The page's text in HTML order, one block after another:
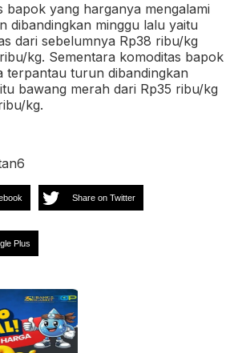
bapok yang harganya mengalami
dibandingkan minggu lalu yaitu
dari sebelumnya Rp38 ribu/kg
kg. Sementara komoditas bapok
terpantau turun dibandingkan
bawang merah dari Rp35 ribu/kg
kg.
Share on Twitter
Plus